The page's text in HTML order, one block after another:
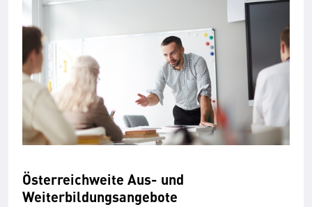
Österreichweite Aus- und
Weiterbildungsangebote